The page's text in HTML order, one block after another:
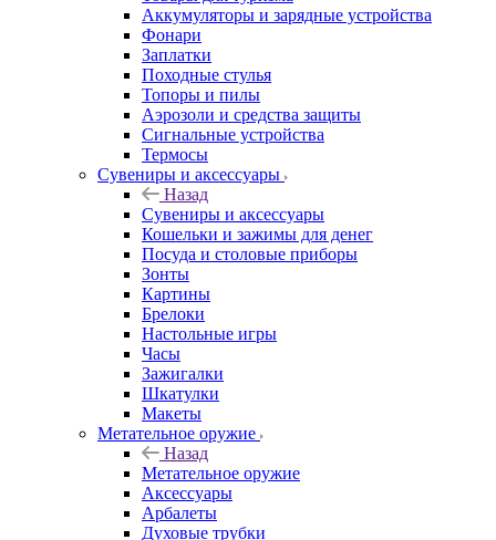
Аккумуляторы и зарядные устройства
Фонари
Заплатки
Походные стулья
Топоры и пилы
Аэрозоли и средства защиты
Сигнальные устройства
Термосы
Сувениры и аксессуары
Назад
Сувениры и аксессуары
Кошельки и зажимы для денег
Посуда и столовые приборы
Зонты
Картины
Брелоки
Настольные игры
Часы
Зажигалки
Шкатулки
Макеты
Метательное оружие
Назад
Метательное оружие
Аксессуары
Арбалеты
Духовые трубки